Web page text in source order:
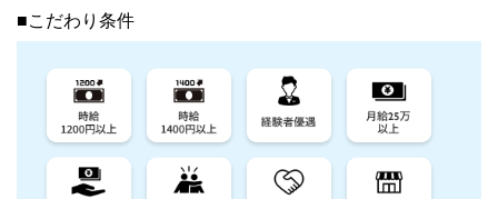
■こだわり条件